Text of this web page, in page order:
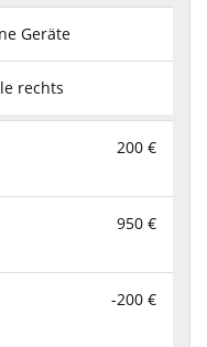
Geräte
rechts
200 €
950 €
-200 €